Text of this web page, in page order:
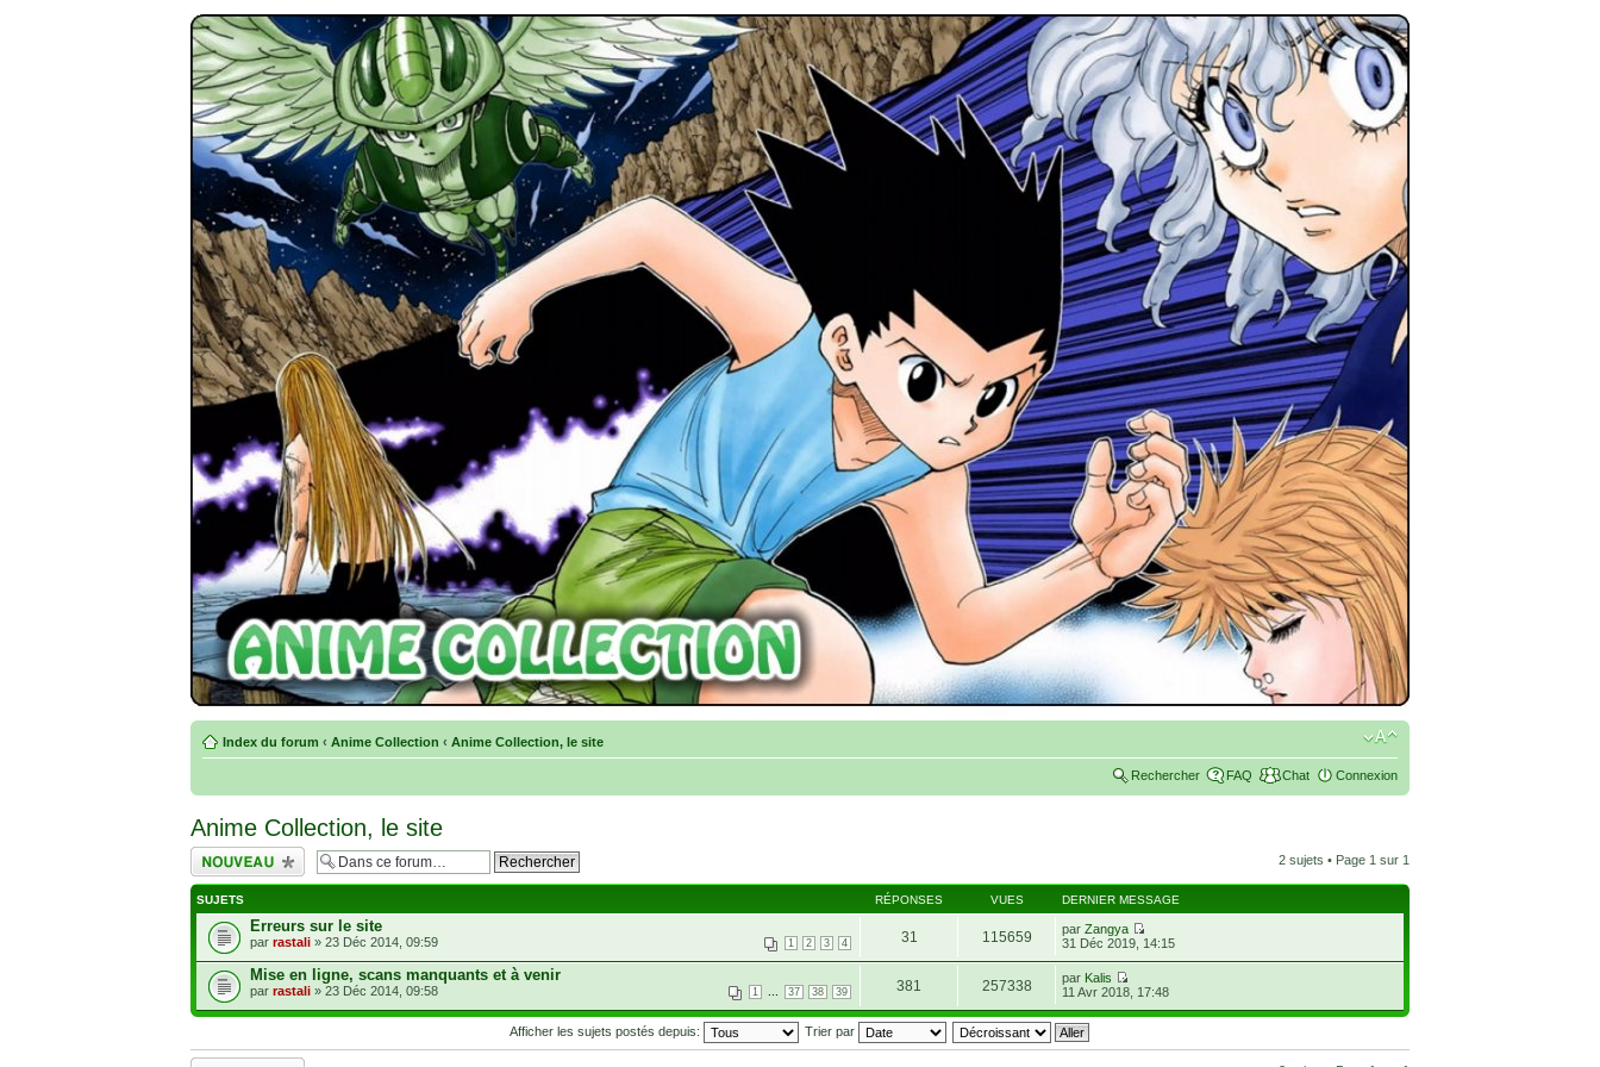
Index du forum ‹ Anime Collection ‹ Anime Collection, le site
Rechercher FAQ Chat Connexion
Anime Collection, le site
Écrire un nouveau
sujet
2 sujets • Page 1 sur 1
SUJETS RÉPONSES VUES DERNIER MESSAGE
Erreurs sur le site
1 2 3 4
par rastali » 23 Déc 2014, 09:59 31 115659 parZangya
31 Déc 2019, 14:15
Mise en ligne, scans manquants et à venir
1 37 38 39
par rastali » 23 Déc 2014, 09:58 381 257338 par Kalis
11 Avr 2018, 17:48
Afficher les sujets postés depuis: Trier par